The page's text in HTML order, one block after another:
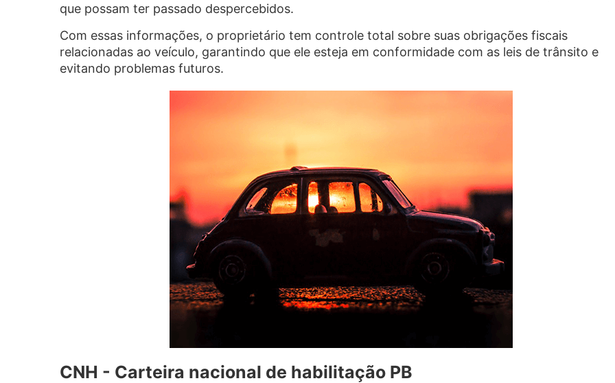
que possam ter passado despercebidos.
Com essas informações, o proprietário tem controle total sobre suas obrigações fiscais
relacionadas ao veículo, garantindo que ele esteja em conformidade com as leis de trânsito e
evitando problemas futuros.
CNH - Carteira nacional de habilitação PB